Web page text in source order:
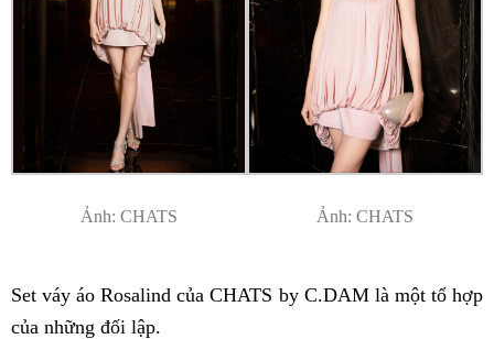
Ảnh: CHATS Ảnh: CHATS
Set váy áo Rosalind của CHATS by C.DAM là một tổ hợp
của những đối lập.